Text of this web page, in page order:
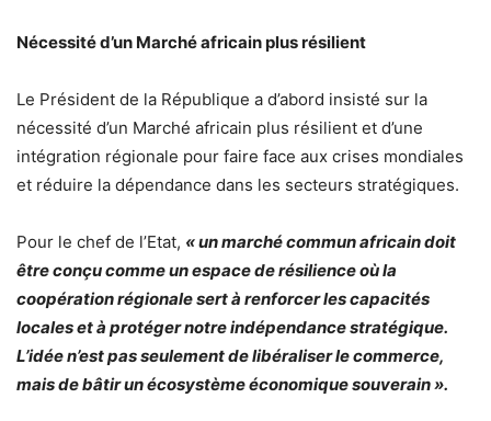
Nécessité d’un Marché africain plus résilient
Le Président de la République a d’abord insisté sur la
nécessité d’un Marché africain plus résilient et d’une
intégration régionale pour faire face aux crises mondiales
et réduire la dépendance dans les secteurs stratégiques.
Pour le chef de l’Etat, « un marché commun africain doit
être conçu comme un espace de résilience où la
coopération régionale sert à renforcer les capacités
locales et à protéger notre indépendance stratégique.
L’idée n’est pas seulement de libéraliser le commerce,
mais de bâtir un écosystème économique souverain ».